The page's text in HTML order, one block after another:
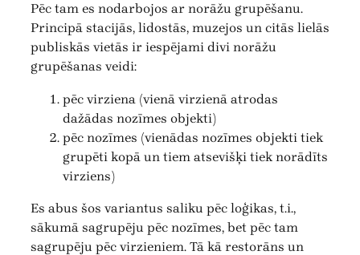
Pēc tam es nodarbojos ar norāžu grupēšanu.
Principā stacijās, lidostās, muzejos un citās lielās
publiskās vietās ir iespējami divi norāžu
grupēšanas veidi:
pēc virziena (vienā virzienā atrodas
dažādas nozīmes objekti)
pēc nozīmes (vienādas nozīmes objekti tiek
grupēti kopā un tiem atsevišķi tiek norādīts
virziens)
Es abus šos variantus saliku pēc loģikas, t.i.,
sākumā sagrupēju pēc nozīmes, bet pēc tam
sagrupēju pēc virzieniem. Tā kā restorāns un